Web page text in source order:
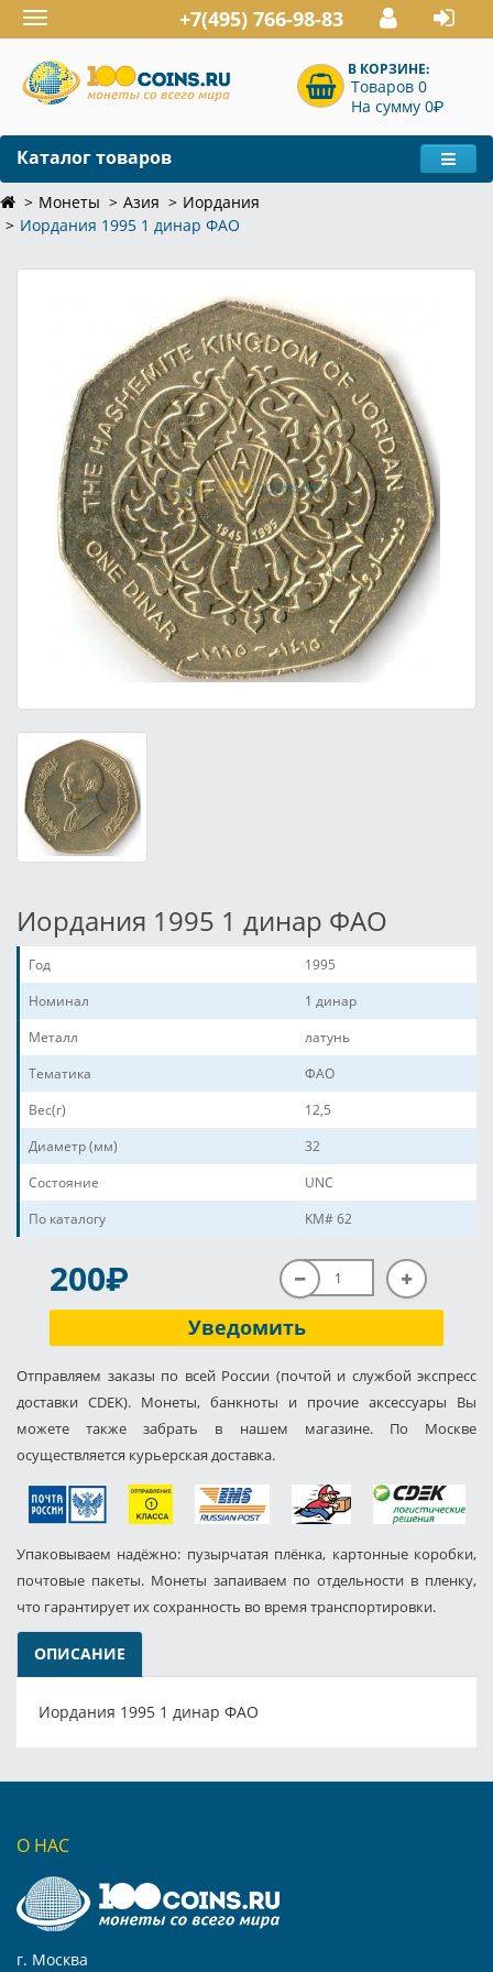
Toggle
navigation
+7(495) 766-98-83
В КОРЗИНЕ:
Товаров 0
На сумму 0P
Каталог товаров
Монеты Азия
Иордания
Иордания 1995 1 динар ФАО
Иордания 1995 1 динар ФАО
Год
1995
Номинал
1 динар
Металл
латунь
Тематика
ФАО
Вес(г)
12,5
Диаметр (мм)
32
Состояние
UNC
По каталогу
KM# 62
200P
Уведомить
Отправляем заказы по всей России (почтой и службой экспресс
доставки CDEK). Монеты, банкноты и прочие аксессуары Вы
можете также забрать в нашем магазине. По Москве
осуществляется курьерская доставка.
Упаковываем надёжно: пузырчатая плёнка, картонные коробки,
почтовые пакеты. Монеты запаиваем по отдельности в пленку,
что гарантирует их сохранность во время транспортировки.
ОПИСАНИЕ
Иордания 1995 1 динар ФАО
О НАС
г. Москва